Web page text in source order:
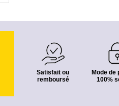
Satisfait ou
remboursé
Mode de
100%